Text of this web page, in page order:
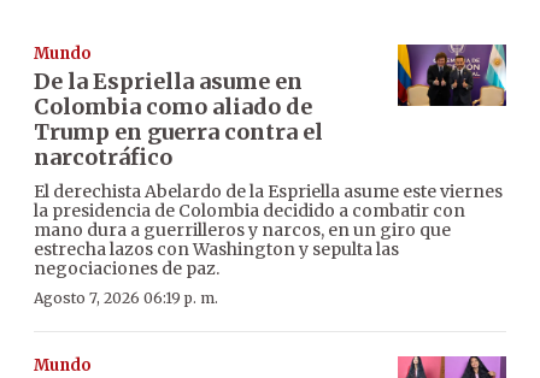
Mundo
De la Espriella asume en
Colombia como aliado de
Trump en guerra contra el
narcotráfico
El derechista Abelardo de la Espriella asume este viernes
la presidencia de Colombia decidido a combatir con
mano dura a guerrilleros y narcos, en un giro que
estrecha lazos con Washington y sepulta las
negociaciones de paz.
Agosto 7, 2026 06:19 p. m.
Mundo